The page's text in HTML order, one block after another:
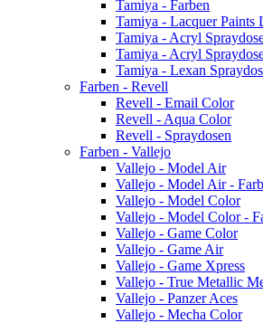
Tamiya - Farben
Tamiya - Lacquer Paints
Tamiya - Acryl
Tamiya - Acryl
Tamiya - Lexan
Farben - Revell
Revell - Email Color
Revell - Aqua Color
Revell - Spraydosen
Farben - Vallejo
Vallejo - Model Air
Vallejo - Model Air -
Vallejo - Model Color
Vallejo - Model Color -
Vallejo - Game Color
Vallejo - Game Air
Vallejo - Game Xpress
Vallejo - True Metallic
Vallejo - Panzer Aces
Vallejo - Mecha Color